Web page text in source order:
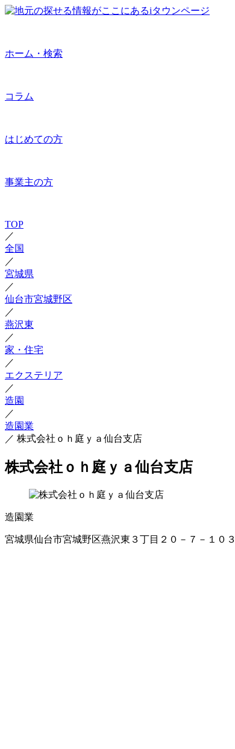
ホーム・検索
コラム
はじめての方
事業主の方
TOP
／
全国
／
宮城県
／
仙台市宮城野区
／
燕沢東
／
家・住宅
／
エクステリア
／
造園
／
造園業
／ 株式会社ｏｈ庭ｙａ仙台支店
株式会社ｏｈ庭ｙａ仙台支店
造園業
宮城県仙台市宮城野区燕沢東３丁目２０－７－１０３